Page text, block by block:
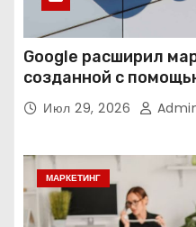
Google расширил
созданной с
интеллекта
Июл 29, 2026
МАРКЕТИНГ